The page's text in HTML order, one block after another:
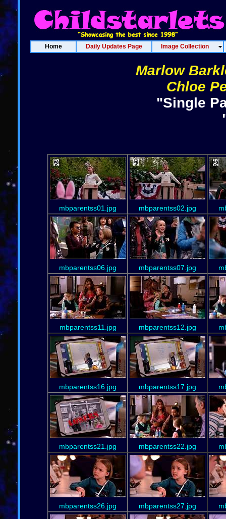
Home Daily Updates Page Image Collection
Marlow
Chloe
"Single
mbparentss01.jpg mbparentss02.jpg
mbparentss06.jpg mbparentss07.jpg
mbparentss11.jpg mbparentss12.jpg
mbparentss16.jpg mbparentss17.jpg
mbparentss21.jpg mbparentss22.jpg
mbparentss26.jpg mbparentss27.jpg